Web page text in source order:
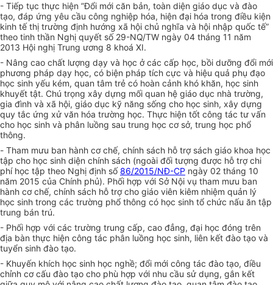
- Tiếp tục thực hiện ”Đổi mới căn bản, toàn diện giáo dục và đào
tạo, đáp ứng yêu cầu công nghiệp hóa, hiện đại hóa trong điều kiện
kinh tế thị trường định hướng xã hội chủ nghĩa và hội nhập quốc tế”
theo tinh thần Nghị quyết số 29-NQ/TW ngày 04 tháng 11 năm
2013 Hội nghị Trung ương 8 khoá XI.
- Nâng cao chất lượng dạy và học ở các cấp học, bồi dưỡng đổi mới
phương pháp dạy học, có biện pháp tích cực và hiệu quả phụ đạo
học sinh yếu kém, quan tâm trẻ có hoàn cảnh khó khăn, học sinh
khuyết tật. Chú trọng xây dựng mối quan hệ giáo dục nhà trường,
gia đình và xã hội, giáo dục kỹ năng sống cho học sinh, xây dựng
quy tắc ứng xử văn hóa trường học. Thực hiện tốt công tác tư vấn
cho học sinh và phân luồng sau trung học cơ sở, trung học phổ
thông.
- Tham mưu ban hành cơ chế, chính sách hỗ trợ sách giáo khoa học
tập cho học sinh diện chính sách (ngoài đối tượng được hỗ trợ chi
phí học tập theo Nghị định số86/2015/NĐ-CP ngày 02 tháng 10
năm 2015 của Chính phủ). Phối hợp với Sở Nội vụ tham mưu ban
hành cơ chế, chính sách hỗ trợ cho giáo viên kiêm nhiệm quản lý
học sinh trong các trường phổ thông có học sinh tổ chức nấu ăn tập
trung bán trú.
- Phối hợp với các trường trung cấp, cao đẳng, đại học đóng trên
địa bàn thực hiện công tác phân luồng học sinh, liên kết đào tạo và
tuyển sinh đào tạo.
- Khuyến khích học sinh học nghề; đổi mới công tác đào tạo, điều
chỉnh cơ cấu đào tạo cho phù hợp với nhu cầu sử dụng, gắn kết